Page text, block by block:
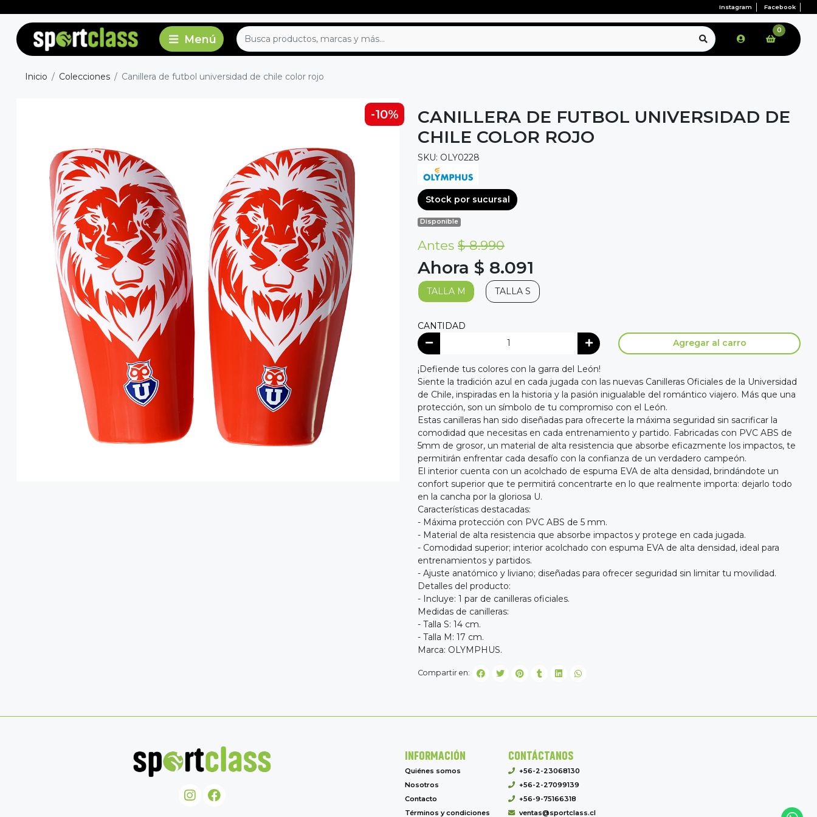
Instagram Facebook
0
Inicio Colecciones Canillera de futbol universidad de chile color rojo
-10%
CANILLERA DE FUTBOL UNIVERSIDAD DE
CHILE COLOR ROJO
SKU: OLY0228
Stock por sucursal
Disponible
Antes $ 8.990
Ahora $ 8.091
TALLA M TALLA S
CANTIDAD
Agregar al carro
¡Defiende tus colores con la garra del León!
Siente la tradición azul en cada jugada con las nuevas Canilleras Oficiales de la Universidad
de Chile, inspiradas en la historia y la pasión inigualable del romántico viajero. Más que una
protección, son un símbolo de tu compromiso con el León.
Estas canilleras han sido diseñadas para ofrecerte la máxima seguridad sin sacrificar la
comodidad que necesitas en cada entrenamiento y partido. Fabricadas con PVC ABS de
5mm de grosor, un material de alta resistencia que absorbe eficazmente los impactos, te
permitirán enfrentar cada desafío con la confianza de un verdadero campeón.
El interior cuenta con un acolchado de espuma EVA de alta densidad, brindándote un
confort superior que te permitirá concentrarte en lo que realmente importa: dejarlo todo
en la cancha por la gloriosa U.
Características destacadas:
- Máxima protección con PVC ABS de 5 mm.
- Material de alta resistencia que absorbe impactos y protege en cada jugada.
- Comodidad superior; interior acolchado con espuma EVA de alta densidad, ideal para
entrenamientos y partidos.
- Ajuste anatómico y liviano; diseñadas para ofrecer seguridad sin limitar tu movilidad.
Detalles del producto:
- Incluye: 1 par de canilleras oficiales.
Medidas de canilleras:
- Talla S: 14 cm.
- Talla M: 17 cm.
Marca: OLYMPHUS.
Compartir en:
INFORMACIÓN
Quiénes somos
Nosotros
Contacto
Términos y condiciones
CONTÁCTANOS
+56-2-23068130
+56-2-27099139
+56-9-75166318
ventas@sportclass.cl